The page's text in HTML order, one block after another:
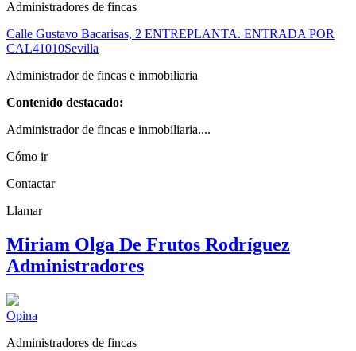
Administradores de fincas
Calle Gustavo Bacarisas, 2 ENTREPLANTA. ENTRADA POR
CAL41010Sevilla
Administrador de fincas e inmobiliaria
Contenido destacado:
Administrador de fincas e inmobiliaria....
Cómo ir
Contactar
Llamar
Miriam Olga De Frutos Rodríguez
Administradores
Opina
Administradores de fincas